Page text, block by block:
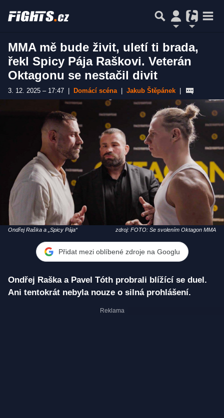
MMA mě bude živit, uletí ti brada,
řekl Spicy Pája Raškovi. Veterán
Oktagonu se nestačil divit
3. 12. 2025 – 17:47 Domácí scéna Jakub Štěpánek
Ondřej Raška a „Spicy Pája“ zdroj: FOTO: Se svolením Oktagon MMA
Přidat mezi oblíbené zdroje na Googlu
Ondřej Raška a Pavel Tóth probrali blížící se duel.
Ani tentokrát nebyla nouze o silná prohlášení.